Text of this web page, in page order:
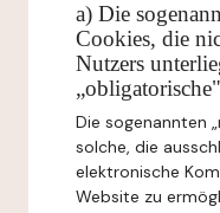
a) Die
Cookies, die
Nutzers
Die sogenannten
solche, die
elektronische
Website zu